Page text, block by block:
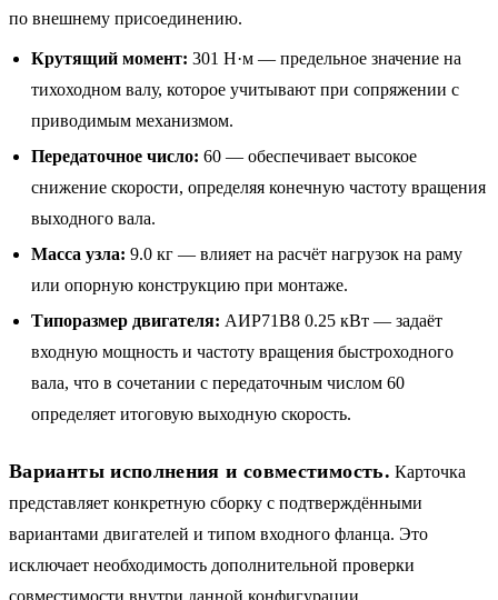
по внешнему присоединению.
Крутящий момент: 301 Н·м — предельное значение на
тихоходном валу, которое учитывают при сопряжении с
приводимым механизмом.
Передаточное число: 60 — обеспечивает высокое
снижение скорости, определяя конечную частоту вращения
выходного вала.
Масса узла: 9.0 кг — влияет на расчёт нагрузок на раму
или опорную конструкцию при монтаже.
Типоразмер двигателя: АИР71B8 0.25 кВт — задаёт
входную мощность и частоту вращения быстроходного
вала, что в сочетании с передаточным числом 60
определяет итоговую выходную скорость.
Варианты исполнения и совместимость. Карточка
представляет конкретную сборку с подтверждёнными
вариантами двигателей и типом входного фланца. Это
исключает необходимость дополнительной проверки
совместимости внутри данной конфигурации.